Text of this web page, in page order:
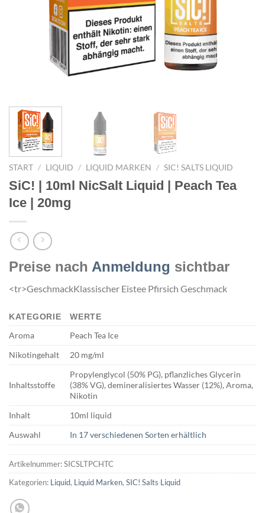
START / LIQUID / LIQUID MARKEN / SIC! SALTS LIQUID
SiC! | 10ml NicSalt Liquid | Peach Tea
Ice | 20mg
Preise nach Anmeldung sichtbar
<tr>GeschmackKlassischer Eistee Pfirsich Geschmack
KATEGORIE WERTE
Aroma
Peach Tea Ice
Nikotingehalt
20 mg/ml
Inhaltsstoffe
Propylenglycol (50% PG), pflanzliches Glycerin
(38% VG), demineralisiertes Wasser (12%), Aroma,
Nikotin
Inhalt
10ml liquid
Auswahl
In 17 verschiedenen Sorten erhältlich
Artikelnummer:SICSLTPCHTC
Kategorien: Liquid, Liquid Marken, SIC! Salts Liquid